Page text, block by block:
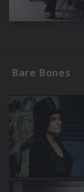
Bare Bones